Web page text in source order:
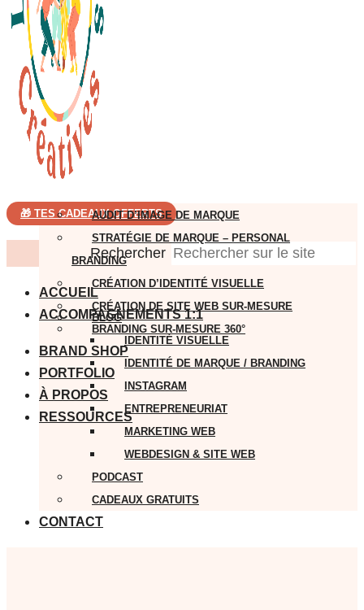
🎁 TES CADEAUX OFFERTS
Rechercher
ACCUEIL
ACCOMPAGNEMENTS 1:1
AUDIT D’IMAGE DE MARQUE
STRATÉGIE DE MARQUE – PERSONAL
BRANDING
CRÉATION D’IDENTITÉ VISUELLE
CRÉATION DE SITE WEB SUR-MESURE
BRANDING SUR-MESURE 360°
BRAND SHOP
PORTFOLIO
À PROPOS
RESSOURCES
BLOG
IDENTITÉ VISUELLE
IDENTITÉ DE MARQUE / BRANDING
INSTAGRAM
ENTREPRENEURIAT
MARKETING WEB
WEBDESIGN & SITE WEB
PODCAST
CADEAUX GRATUITS
CONTACT